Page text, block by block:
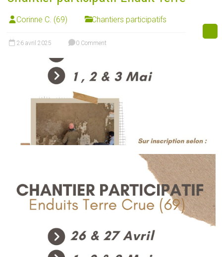
Corinne C. (69) Chantiers participatifs
26 avril 2025 0 Comment